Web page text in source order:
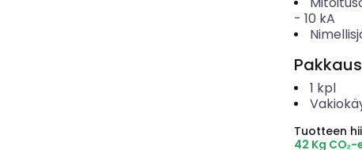
- 10 kA
1 kpl
Tuotteen
42 Kg CO₂-